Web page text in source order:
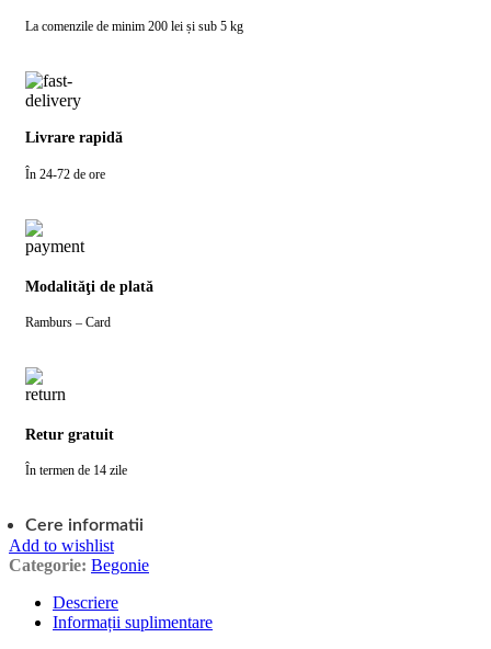
La comenzile de minim 200 lei și sub 5 kg
Livrare rapidă
În 24-72 de ore
Modalităţi de plată
Ramburs – Card
Retur gratuit
În termen de 14 zile
Cere informatii
Add to wishlist
Categorie: Begonie
Descriere
Informații suplimentare